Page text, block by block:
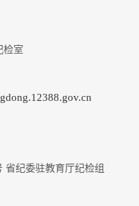
检室
省纪委驻教育厅纪检组